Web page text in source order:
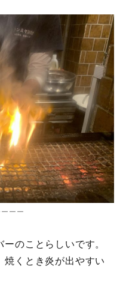
ーー
のことらしいです。
焼くとき炎が出やすい